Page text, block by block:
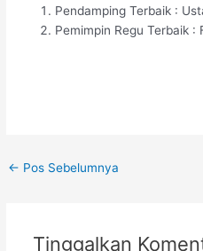
Pendamping Terbaik :
Pemimpin Regu Terbaik :
← Pos Sebelumnya
Tinggalkan